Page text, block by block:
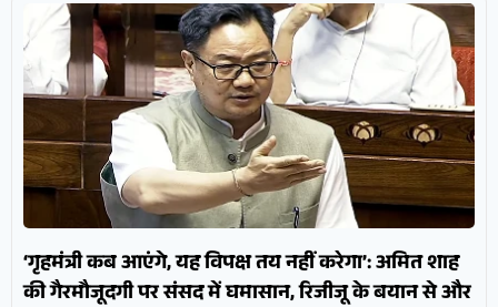
‘गृहमंत्री कब आएंगे, यह विपक्ष तय नहीं करेगा’: अमित शाह
की गैरमौजूदगी पर संसद में घमासान, रिजीजू के बयान से और